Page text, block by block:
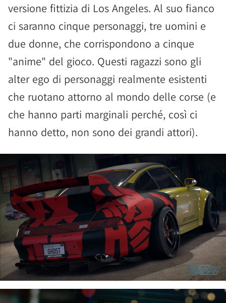
versione fittizia di Los Angeles. Al suo fianco
ci saranno cinque personaggi, tre uomini e
due donne, che corrispondono a cinque
"anime" del gioco. Questi ragazzi sono gli
alter ego di personaggi realmente esistenti
che ruotano attorno al mondo delle corse (e
che hanno parti marginali perché, così ci
hanno detto, non sono dei grandi attori).